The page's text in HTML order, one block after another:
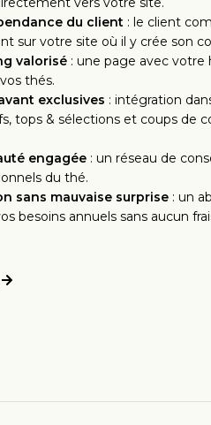
du client : le client
sur votre site où il y crée son
valorisé: une page avec votre
thés.
exclusives : intégration
tops & sélections et coups de
engagée: un réseau de
du thé.
sans mauvaise surprise: un
besoins annuels sans aucun